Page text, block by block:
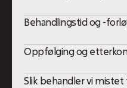
Behandlingstid og -
Oppfølging og
Slik behandler vi